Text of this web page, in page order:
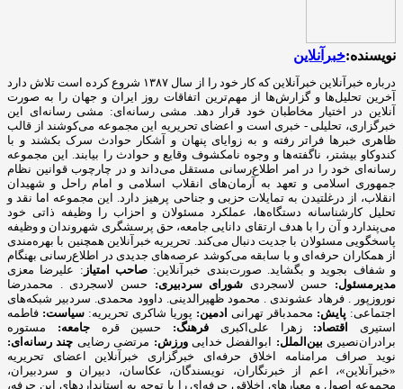
نویسنده:خبرآنلاین
درباره خبرآنلاین خبرآنلاین که کار خود را از سال ۱۳۸۷ شروع کرده است تلاش دارد
آخرین تحلیل‌ها و گزارش‌ها از مهم‌ترین اتفاقات روز ایران و جهان را به صورت
آنلاین در اختیار مخاطبان خود قرار دهد. مشی رسانه‌ای: مشی رسانه‌ای این
خبرگزاری، تحلیلی - خبری است و اعضای تحریریه این مجموعه می‌کوشند از قالب
ظاهری خبرها فراتر رفته و به زوایای پنهان و آشکار حوادث سرک بکشند و با
کندوکاو بیشتر، ناگفته‌ها و وجوه نامکشوف وقایع و حوادث را بیابند. این مجموعه
رسانه‌ای خود را در امر اطلاع‌رسانی مستقل می‌داند و در چارچوب قوانین نظام
جمهوری اسلامی و تعهد به آرمان‌های انقلاب اسلامی و امام راحل و شهیدان
انقلاب، از درغلتیدن به تمایلات حزبی و جناحی پرهیز دارد. این مجموعه اما نقد و
تحلیل کارشناسانه دستگاه‌ها، عملکرد مسئولان و احزاب را وظیفه ذاتی خود
می‌پندارد و آن را با هدف ارتقای دانایی جامعه، حق پرسشگری شهروندان و وظیفه
پاسخگویی مسئولان با جدیت دنبال می‌کند. تحریریه خبرآنلاین همچنین با بهره‌مندی
از همکاران حرفه‌ای و با سابقه می‌کوشد عرصه‌های جدیدی در اطلاع‌رسانی بهنگام
و شفاف بجوید و بگشاید. صورت‌بندی خبرآنلاین:صاحب امتیاز : علیرضا معزی
مدیرمسئول: حسن لاسجردی شورای سردبیری: حسن لاسجردی . محمدرضا
نوروزپور . فرهاد عشوندی . محمود ظهیرالدینی. داوود محمدی. سردبیر شبکه‌های
اجتماعی: پایش: محمدباقر تهرانی ادمین: پوریا شاکری تحریریه: سیاست: فاطمه
استیری اقتصاد: زهرا علی‌اکبری فرهنگ: حسین قرهجامعه: مستوره
برادران‌نصیری بین‌الملل: ابوالفضل خداییورزش: مرتضی رضایی چند رسانه‌ای:
نوید صراف مرامنامه اخلاق حرفه‌ای خبرگزاری خبرآنلاین اعضای تحریریه «خبرآنلاین»، اعم از خبرنگاران، نویسندگان، عکاسان، دبیران و سردبیران، مجموعه اصول و معیارهای اخلاقی حرفه‌ای را با توجه به استانداردهای ‌این حرفه، به عنوان اصول اخلاقی خویش تلقی می‌کنند و رعایت آن را به عنوان مبانی مشترک حرفه‌ای وظیفه خود می‌دانند. این مرامنامه مقررات اداری یا مسائل انضباطی خبرآنلاین نیست، بلکه تنها اصول اخلاقی را تبیین می‌کند که روزنامه‌نگاران خبرآنلاین با رعایت آن، استقلال، اعتبار و درستکاری رسانه و مسئولیت‌ها و تحقق وظایف خود را تضمین می‌کنند. علاوه بر این، قانون مطبوعات و سایر قوانین مرتبط با فعالیت‌های رسانه‌ای نصب العین خبرآنلاین است. ۱. وظیفه آگاهی‌بخشی در راس وظایف حرفه روزنامه‌نگاری قرار گرفته است. انصاف و بی‌غرضی روزنامه‌نگار، خودداری وی از تبلیغ سیاسی و بازرگانی و مقاومت در برابر دیگر کانون‌های فشار، اصل خدشه‌ناپذیر روزنامه‌نگاران فعال در خبرآنلاین است. ۲. «خبرآنلاین» خود را متعهد می‌داند که با رعایت مفاد مرامنامه اخلاقی کلیه آحاد جامعه را مخاطب خود بداند و همواره در چارچوب قانون اساسی به اصول دینی و معتقدات مذهبی و آداب و سنن گروه‌های مختلف قومی و فرهنگی، احترام بگذارد. ۳. روزنامه‌نگاران خبرآنلاین در انجام وظایف حرفه‌ای خویش نه تنها در برابر صاحبان و مدیران موسسه بلکه در برابر خوانندگان و منافع و مصالح جامعه مسئولیت دارند.‌ این مسئولیت اجتماعی‌ ایجاب می‌کند اطلاعات کامل و به روز برای عموم با حفظ آزادی اطلاعات به منظور احقاق حق دسترسی به اطلاعات ارائه شود. ۴. وظیفه کسانی که وقایع مربوط به هر موضوع را شرح می‌دهند یا تفسیر می‌کنند این است که دانش لازم را درباره آن موضوع به نحوی که گزارش‌دهی و تفسیر به صورت دقیق و منصفانه امکان‌پذیر باشد کسب کنند. ۵. رسالت اجتماعی حرفه روزنامه‌نگاری‌ ایجاب می‌کند که روزنامه‌نگار همیشه در خدمت کشف و بیان حقیقت باشد. به موجب ‌این اصل، «خبرآنلاین» خود را متعهد می‌داند تا حد ممکن آنچه را که به راستی روی داده است و در آن شائبه دروغ راه ندارد، منعکس کند. ۶. روزنامه‌نگاران «خبرانلاین» خود را موظف می‌دانند در صورت ارتکاب به اشتباه، هرچه سریع‌تر آن را اصلاح کنند. اگر چه کار روزنامه‌نگاری با سرعت عمل همراه است،‌ این الزام نباید مانع کوشش و جست‌وجو برای پی‌بردن به صحت و سقم اطلاعات شود. همچنین بروز هر اشتباهی را به سرعت اطلاع می‌دهند و آن را در روزنامه تصحیح می‌کنند. ۷. خبرنگاران و نویسندگان «خبرآنلاین» بدون دخالت در ماجرا یا پیش‌فرض‌های خود، خبر و گزارش را تهیه و تنظیم می‌کنند. در عین حال «بی‌طرفی» به معنی بی‌نظر بودن «خبرآنلاین» و نویسندگان آن در قبال رویدادها نیست و روزنامه‌نگاران نظرات خود را در مقالاتی که تفسیر و تحلیلشان از مسائل است، بیان می‌کنند. ۸. روزنامه‌نگاران فعال در «خبرآنلاین» در انتشار مصاحبه‌های اختصاصی به حقوق مصاحبه‌شونده خود احترام می‌گذارند و متن تنظیمی مصاحبه را با رعایت حداکثر امانت‌داری منتشر می‌کنند. ضمنا در صورت درخواست مصاحبه‌شونده، ‌متن نهایی را به نظر او می‌رسانند و اصلاحات مورد نظر را اعمال و حتی در صورت انصراف وی از انتشار مصاحبه خودداری می‌کنند. ۹. به منظور رعایت حقوق مادی و معنوی خالقان و صاحبان آثار، خبرنگاران و نویسندگان «خبرآنلاین» حاصل کار دیگران را بدون ذکر منبع و در صورت لزوم کسب اجازه، باز انتشار نمی‌کنند. امضای یک روزنامه‌نگار تنها پای مطلبی قرار می‌گیرد که حاصل کار خود اوست. هرگونه سرقت ادبی، مخدوش ساختن متن‌ها، تصاویر، اسناد و نیز حذف اطلاعات اساسی مربوط به رویدادها نزد روزنامه‌نگاران «خبرآنلاین» مذموم و مطرود است. ۱۰. حریم خصوصی افراد محترم است و نباید بدون اجازه به آن وارد شد. روزنامه‌نگاران و نویسندگان «خبرآنلاین» با توجه خاص به حیثیت شخصی و زندگی خصوصی افراد، از تمامی مواردی که ممکن است با انتشار مطلب یا خبر آن به حیثیت افراد لطمه وارد آورد، اکیدا پرهیز می‌کنند. ۱۱. روزنامه‌نگاران و نویسندگان «خبرآنلاین» ادبیات پالوده و قلم متین را از مهم‌ترین ویژگی‌های خود می‌دانند و از لحن گزنده یا کلمات توهین‌آمیز علیه هیچ شخص یا نهادی، چه در خبر یا گزارش و چه در نظر، استفاده نمی‌کنند. ۱۲. روزنامه‌نگاران «خبرآنلاین» به طور مخفیانه از دوربین، میکروفن و یا دستگاه‌های ضبط صوت استفاده نخواهند کرد، مگر در زمانی که حق قانونی روزنامه‌نگار است، اما آشکارسازی لوازم فوق برای او مخاطره‌آمیز باشد. ۱۳. روزنامه‌نگاران «خبرآنلاین» برای کسب خبر، صریحا خود را روزنامه‌نگار معرفی می‌کنند و هرگز همچون کارآگاه یا جاسوس عمل نمی‌کنند. آنان همچنین از تحت فشار قرار دادن افراد برای کسب خبر پرهیز می‌کنند. ۱۴. روزنامه‌نگاران «خبرآنلاین» ضمن وقوف به آزادی خبر، تفسیر و انتقاد، می‌توانند از افشای منبع اطلاعات به جز صراحتی که قانون مطبوعات دارد (دستور مقام قضایی) خودداری کنند. محرمانه نگاه داشتن هویت منابعی که «خبرانلاین» نمی‌خواهد شناخته شوند، نافی ‌این اصل نیست که منابع خبری، جز در موارد استثنایی، باید به روشن‌ترین وجه معرفی شوند. از سوی دیگر ممکن است ناشناس ماندن اظهارکننده یک مطلب برای او فرصتی غیرمنصفانه فراهم آورد تا علیه دیگران سخن بگوید. در این صورت «خبرآنلاین» از انتشار اظهارات علیه دیگران توسط منبعی که نامش فاش نشود، پرهیز می‌کند. ۱۵. اولین و مهم‌ترین دغدغه روزنامه‌نگاران «خبرآنلاین»، تلاش در جهت ارتقای سطح کیفی وکمی مطالب «خبرآنلاین» است.‌ این بدان معناست که توفیق «خبرآنلاین» در تهیه و انتشار اخبار و گزارش‌های دست اول نتیجه تلاش‌های بی‌وقفه روزنامه‌نگاران آن است. ۱۶. روزنامه‌نگاران «خبرآنلاین» به حق دسترسی به مطالب، اخبار و گزارش‌های جمع‌آوری شده واقفند و پیش از انتشار مطالب تهیه شده مبادرت به فروش، واگذاری و افشای بخشی یا تمام آن مطلب به افراد خارج از خبرآنلاین علی‌الخصوص رسانه های رقیب، دوستان و وابستگان نزدیک خود نخواهند کرد. آنان با آگاهی کامل از خط‌مشی و سیاست‌های کلی روزنامه، متعهدانه و وفادارانه در جهت پیشبرد ‌این اهداف گام برمی‌دارند. ۱۷. روزنامه‌نگاران «خبرآنلاین» نام و عنوان «خبرآنلاین» را مورد استفاده شخصی قرار نمی‌دهند. آنان کارت‌های خبرنگاری خود را تنها در مواقع کسب خبر و امور مرتبط با حرفه خود یا ورود به سازمان‌های دولتی یا خصوصی به کار می‌گیرند. ۱۸. اظهارنظر نسبت به شخصیت‌های مورد توجه مخاطبان از جمله هنرمندان و ورزشکاران در قالب گفت‌وگو و یا نوشته از سوی روزنامه‌نگاران نباید کیفیت محتوا را تا سرحد نشریات زرد پایین آورد. ۱۹. از آنجا که کسب اخبار دست اول و انتشار آن یکی از ویژگی‌های بارز رسانه‌هاست و ‌این فرآیند منجر به جذب مخاطب بیشتر برای یک رسانه می‌شود، روزنامه‌نگاران «خبرآنلاین»، تمامی رسانه‌های خبری دیگر اعم از رسانه‌های چاپی، الکترونیکی، تصویری و صوتی را که در جهت تضاد و یا حتی همسو با رسانه خود هستند رقیب حرفه‌ای می‌انگارند و بر ‌این اساس، همکاری و فعالیت با آنان (در هر سطحی) را بدون مشورت و صلاحدید حوزه سردبیری، مغایر با تعهدات اخلاقی و حرفه‌ای می‌دانند. ۲۰. ارائه هرگونه اطلاعات محرمانه داخلی و اداری خبرآنلاین مغایر با وجدان و مسئولیت اخلاقی و حرفه‌ای روزنامه‌نگاران در قبال مجموعه خبرآنلاین است. ۲۱. داشتن صفحات شخصی در فضای مجازی حق مسلم هر فرد است. روزنامه‌نگاران «خبرآنلاین» نیز ازاین قاعده مستثنی نیستند. مهم نیست که تا چه میزان تلاش می‌کنند مطالبشان متمایز از مطالب موجود در خبرآنلاین باشد؛ بلکه نکته‌ اینجاست که به‌ هر حال مخاطبان، آنها را به عنوان روزنامه‌نگاران «خبرآنلاین» می‌شناسند و دیدگاه‌ها و نظراتشان را مرتبط با خط‌مشی آن تلقی می‌کنند. با علم به‌ این موضوع، روزنامه‌نگاران «خبرآنلاین» هرگونه فعالیت مجازی، حضور در شبکه های اجتماعی و یا مصاحبه و سخنرانی بدون در نظر گرفتن صلاحدید خبرآنلاین را مغایر با وجدان اخلاقی و حرفه‌ای خود می‌دانند. ۲۲. روزنامه‌نگاران فعال در «خبرآنلاین» از نوشتن در مورد مسائلی که نفع مستقیم مادی برای آنها و وابستگانشان دارند، پرهیز می‌کنند. از اطلاعاتی که به واسطه شغلشان به دست می‌آورند برای کسب منافع مالی و اقتصادی استفاده نمی‌کنند و این اطلاعات را به‌ این منظور در اختیار بستگان یا دوستانشان قرار نمی‌دهند. ۲۳. هرگونه مشارکت و همکاری تعهدآور با سازمان‌های حوزه فعالیت خود (اعم از استخدام، همکاری پاره‌وقت، انجام پروژه‌های مشترک و ارائه مشاوره و غیره) از نظر روزنامه‌نگاران «خبرآنلاین» مورد پذیرش نیست. چرا که ‌این نوع وابستگی‌ها به سازمان‌هایی که تحت پوشش خبری ‌این رسانه قرار دارند، بدون شک دیدگاه‌ها و نظرات روزنامه‌نگاران را به مرور زمان تحت‌ تاثیر خود قرار می‌دهد و از بازده کاری آنان می‌کاهد. ۲۴. روزنامه‌نگاران فعال در «خبرآنلاین» در مورد پذیرش هدایایی که از طرف اشخاص یا سازمان‌ها و نهادها ارائه می‌شود احتیاط می‌کنند. هر هدیه‌ای که ‌این شائبه را به وجود ‌آورد که در قبال آن انتظار همدلی به هنگام تهیه مطلب وجود دارد فورا پس داده می‌شود. اگر به روزنامه‌نگاری مستقیما پیشنهاد همکاری در قبال دریافت هدیه ارائه شد، موضوع را به مدیران مجموعه اطلاع می‌دهد و چنین موضوعی ممکن است بنا به صلاحدید سردبیر به اطلاع خوانندگان برسد. در عین حال روزنامه‌نگاران فعال در «خبرانلاین» هدایای ارزان‌قیمتی را که با «حسن نیت» ارائه می‌شود با احترام می‌پذیرند. هدایای گران‌تر را محترمانه باز می‌گردانند یا در اختیار روزنامه قرار می‌دهند تا به مصارف عمومی برسد. جوایز و هدایای بزرگداشت رسمی روزنامه‌نگاری از ‌این قاعده مستثنی است. ۲۵. روزنامه‌نگاران فعال « خبرآنلاین» سفرهایی را که هزینه آن به عهده سازمان و نهاد خاصی است قبول نمی‌کنند مگر با اجازه روزنامه و در صورت مهم بودن اطلاعاتی که قرار است در سفر جمع‌آوری شود. تبیین مواضع خبرگزاری «خبرآنلاین»: چگونه اصولگرایانی هستیم؟ با توجه به دوقطبی موجود ،‌ ما به اصولگرایان تعلق داریم و بدیهی است به اصول مشترک، باورمند و ملتزمیم که به دلیل رعایت اختصار از شرح آن صرف نظر می شود . آن چه در زیر می آید ما را از سایر جریان ها بویژه جریان غیر اصولگرایی متمایز می سازد؛ در عین حال با عنایت به گستردگی طیف اصولگرایی ، به برخی تفاوت برداشت های ما با سایر عزیزانی که در این طیف تعریف می شوند اشاره شده است: ۱. اصول مشترک جبهه اصولگرایان اعتقاد و التزام به اسلام ، انقلاب ، نظام ، امام و رهبری است. هر جریان یا فردی که به این اصول واقعا معتقد و ملتزم باشد و قرائت او از این اصول براساس قرائت رهبری باشد ، اصولگراست ، هر چند درسایر مسائل دارای سلوک، نظرات و سلیقه های متفاوتی باشد . به عبارت بهتر ، نقطه کانونی همه اصولگرایان، بینش واحد است و تمایزات آنها فقط در روش و منش نمود می یابد. ۲. پرده پوشی وکتمان انتقاد به همه دستگاه های کشور را، حتی آنهایی که توسط اصولگرایان اداره می شوند روا نمی دانیم و تمجیدات بی مبنا را ‌مصداق تعصب جاهلی قلمداد می کنیم. ۳. اتکای برخی سیاسیون به رسانه های فارسی زبان بیگانه علاوه برآن که نوعی توهین به رسانه های داخلی قلمداد می شود ،‌ مصداق حدیث خانواده را نزد غیربردن است. نباید فراموش کنیم اساس تاسیس رسانه های فارسی زبان توسط دولت های مخالف ایران ، فعالیت حرفه ای نیست و بنابراین یک عنصر هوشمند و دلسوز منافع ملی، تحت هیچ شرایطی، حتی بی مهری عامدانه ، بازیچه نمی شود و در این دام نمی افتد. ۴. معتقدیم می توان با افراد و افکارمخالف بود و مرزبندی داشت ولی در عین حال آنان را محترم شمرد. ادبیات دور از ادب را نشانه صراحت یا انقلابی گری نمی دانیم. ۵. بسنده کردن به افراد همجور را نوعی تعصب قبیله ای می شماریم که ضمنا کیان کشور را نیز به مخاطره افکند. بر همین منوال با خط کشی های سیاه و سفیدکه به رادیکالیسم دامن می زند موافق نیستیم. خود و